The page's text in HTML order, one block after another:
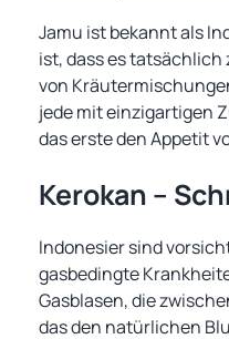
Jamu ist bekannt als
ist, dass es tatsächlich
von
jede mit einzigartigen
das erste den Appetit
Kerokan –
Indonesier sind
gasbedingte
Gasblasen, die
das den natürlichen